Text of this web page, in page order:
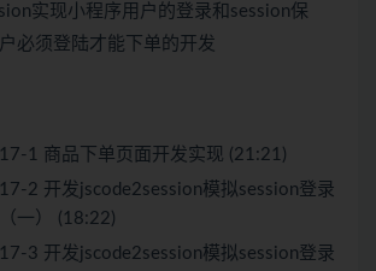
实现小程序用户的登录和session保
必须登陆才能下单的开发
17-1 商品下单页面开发实现 (21:21)
17-2 开发jscode2session模拟session登录
一） (18:22)
17-3 开发jscode2session模拟session登录